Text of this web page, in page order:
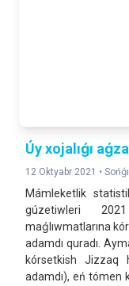
Úy xojalıǵı
12 Oktyabr 2021 •
Mámleketlik
gúzetiwleri
maǵlıwmatlarına
adamdı quradı.
kórsetkish Jizzaq
adamdı), eń tómen